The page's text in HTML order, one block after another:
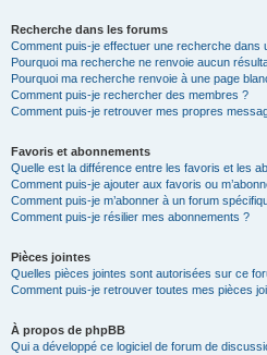
Recherche dans les forums
Comment puis-je effectuer une recherche dans
Pourquoi ma recherche ne renvoie aucun
Pourquoi ma recherche renvoie à une page
Comment puis-je rechercher des membres ?
Comment puis-je retrouver mes propres
Favoris et abonnements
Quelle est la différence entre les favoris et les
Comment puis-je ajouter aux favoris ou
Comment puis-je m’abonner à un forum
Comment puis-je résilier mes abonnements ?
Pièces jointes
Quelles pièces jointes sont autorisées sur ce
Comment puis-je retrouver toutes mes pièces
À propos de phpBB
Qui a développé ce logiciel de forum de